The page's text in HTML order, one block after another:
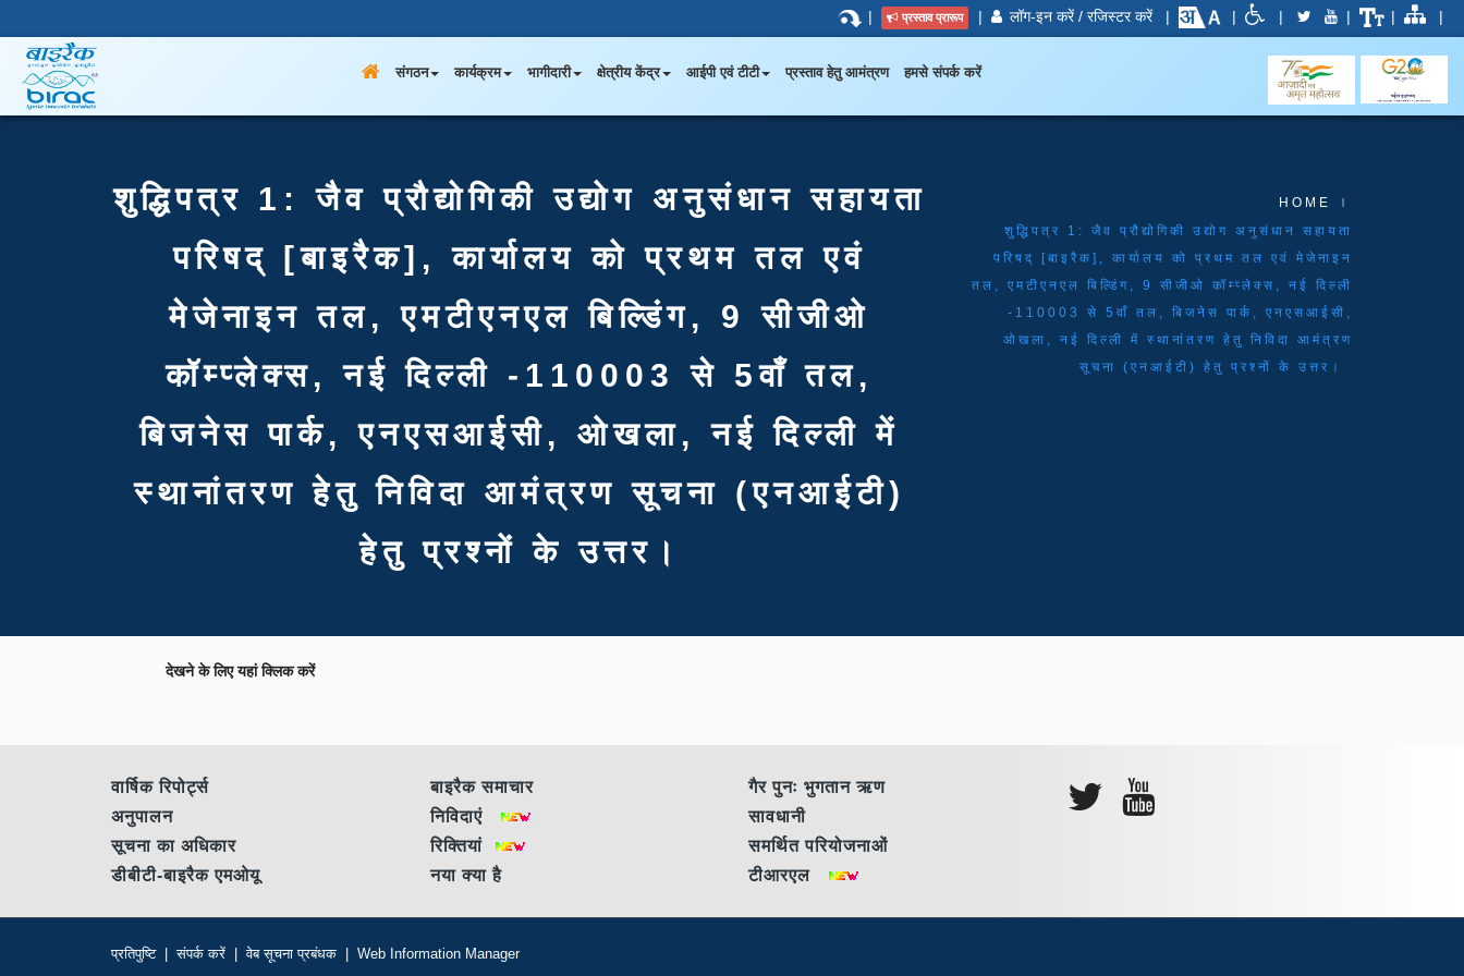
| प्रस्ताव प्रारूप | लॉग-इन करें / रजिस्टर करें| | | | | |
संगठन कार्यक्रम भागीदारी क्षेत्रीय केंद्र आईपी एवं टीटी प्रस्ताव हेतु आमंत्रण हमसे संपर्क करें
शुद्धिपत्र 1: जैव प्रौद्योगिकी उद्योग अनुसंधान सहायता
परिषद् [बाइरैक], कार्यालय को प्रथम तल एवं
मेजेनाइन तल, एमटीएनएल बिल्डिंग, 9 सीजीओ
कॉम्प्लेक्स, नई दिल्ली -110003 से 5वाँ तल,
बिजनेस पार्क, एनएसआईसी, ओखला, नई दिल्ली में
स्थानांतरण हेतु निविदा आमंत्रण सूचना (एनआईटी)
हेतु प्रश्नों के उत्तर।
HOME
शुद्धिपत्र 1: जैव प्रौद्योगिकी उद्योग अनुसंधान सहायता
परिषद् [बाइरैक], कार्यालय को प्रथम तल एवं मेजेनाइन
तल, एमटीएनएल बिल्डिंग, 9 सीजीओ कॉम्प्लेक्स, नई दिल्ली
-110003 से 5वाँ तल, बिजनेस पार्क, एनएसआईसी,
ओखला, नई दिल्ली में स्थानांतरण हेतु निविदा आमंत्रण
सूचना (एनआईटी) हेतु प्रश्नों के उत्तर।
देखने के लिए यहां क्लिक करें
वार्षिक रिपोर्ट्स
अनुपालन
सूचना का अधिकार
डीबीटी-बाइरैक एमओयू
बाइरैक समाचार
निविदाएं
रिक्तियां
नया क्या है
गैर पुनः भुगतान ऋण
सावधानी
समर्थित परियोजनाओं
टीआरएल
प्रतिपुष्टि | संपर्क करें | वेब सूचना प्रबंधक | Web Information Manager